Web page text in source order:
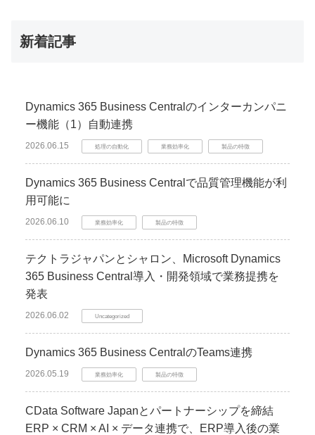
新着記事
Dynamics 365 Business Centralのインターカンパニ
ー機能（1）自動連携
2026.06.15 処理の自動化 業務効率化 製品の特徴
Dynamics 365 Business Centralで品質管理機能が利
用可能に
2026.06.10 業務効率化 製品の特徴
テクトラジャパンとシャロン、Microsoft Dynamics
365 Business Central導入・開発領域で業務提携を
発表
2026.06.02 Uncategorized
Dynamics 365 Business CentralのTeams連携
2026.05.19 業務効率化 製品の特徴
CData Software Japanとパートナーシップを締結
ERP × CRM × AI × データ連携で、ERP導入後の業